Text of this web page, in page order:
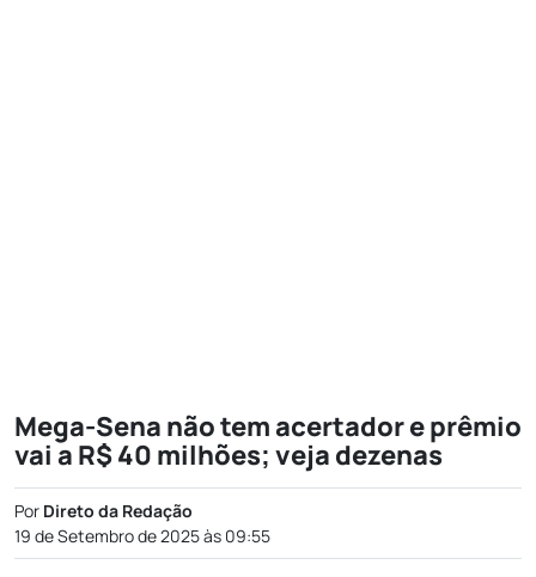
Mega-Sena não tem acertador e prêmio
vai a R$ 40 milhões; veja dezenas
Por Direto da Redação
19 de Setembro de 2025 às 09:55